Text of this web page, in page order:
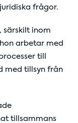
frågor.
särskilt inom
arbetar med
till
med tillsyn från
tillsammans